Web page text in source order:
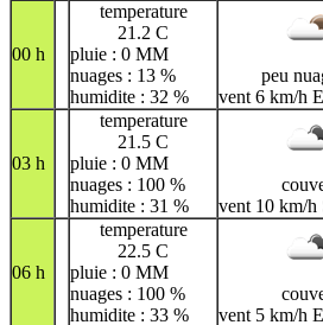
00 h
temperature
21.2 C
pluie : 0 MM
nuages : 13 %
humidite : 32 %
peu
vent 6 km/h
03 h
temperature
21.5 C
pluie : 0 MM
nuages : 100 %
humidite : 31 %
vent 10 km/h
06 h
temperature
22.5 C
pluie : 0 MM
nuages : 100 %
humidite : 33 %
vent 5 km/h